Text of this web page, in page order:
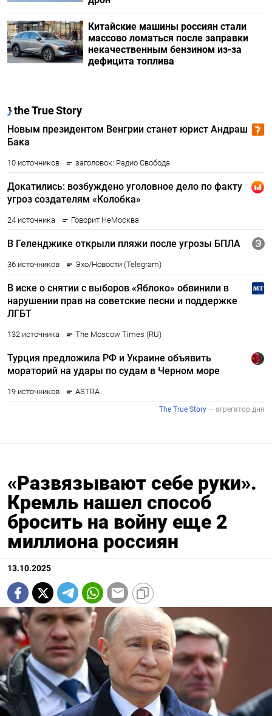
Китайские машины россиян стали
массово ломаться после заправки
некачественным бензином из-за
дефицита топлива
«Развязывают себе руки».
Кремль нашел способ
бросить на войну еще 2
миллиона россиян
13.10.2025